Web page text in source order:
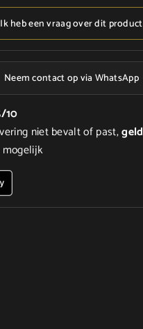
Ik heb een vraag over dit product
Neem contact op via WhatsApp
10
niet bevalt of past,geld